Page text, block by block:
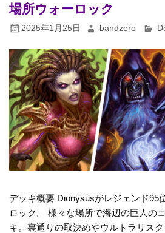
場所ウォーロック
2025年1月25日 bandzero
デッキ概要 Dionysusがレジェンド95
ロック。 様々な場所で海辺の巨人の
キ。裏通りの取決めやウルトラリス